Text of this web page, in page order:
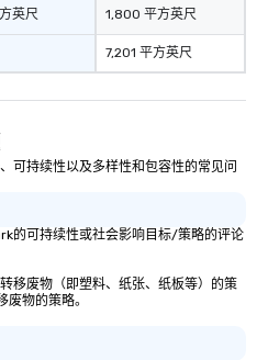
英尺 1,800 平方英尺
7,201 平方英尺
可持续性以及多样性和包容性的常见问
的可持续性或社会影响目标/策略的评论
移废物（即塑料、纸张、纸板等）的策
物的策略。